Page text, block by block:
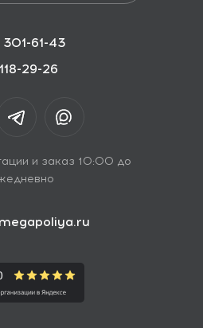
61-43
29-26
и заказ 10:00 до